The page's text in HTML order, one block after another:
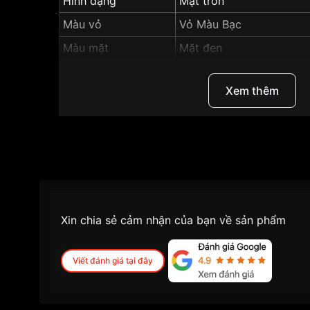
Màu vỏ
Vỏ Màu Bạc
Màu mặt
Mặt đen
Dạ quang, Lịch thứ,
"SRWatch 30mm
Xem thêm
Xin chia sẻ cảm nhận của bạn về sản phẩm
Viết đánh giá tại đây